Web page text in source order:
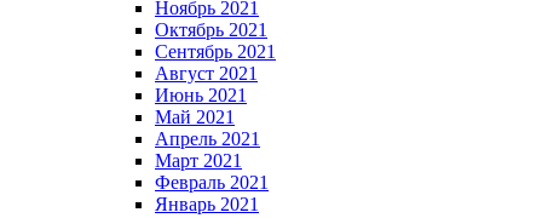
Ноябрь 2021
Октябрь 2021
Сентябрь 2021
Август 2021
Июнь 2021
Май 2021
Апрель 2021
Март 2021
Февраль 2021
Январь 2021